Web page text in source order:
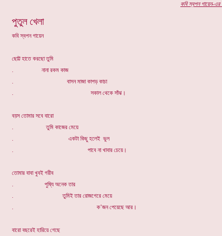
পুতুল খেলা
কবি স্বপন গায়েন
ছোট্ট হাতে করছো তুমি
. নানা রকম কাজ
. বাসন মাজা কাপড় কাচা
. সকাল থেকে সাঁঝ।
বয়স তোমার সবে বারো
. তুমি কাজের মেয়ে
. একটা কিছু হলেই ভুল
. পাবে না খাবার চেয়ে।
তোমার বাবা খুবই গরীব
. পুষ্যি অনেক তার
. তুমিই তার রোজগেরে মেয়ে
. ক’জন পেয়েছে আর।
বারো বছরেই হারিয়ে গেছে
কবিস্বপন গায়েন-এর